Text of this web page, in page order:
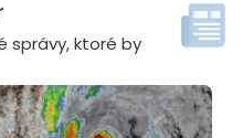
správy, ktoré by